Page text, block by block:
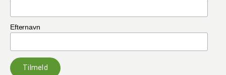
Efternavn
Tilmeld